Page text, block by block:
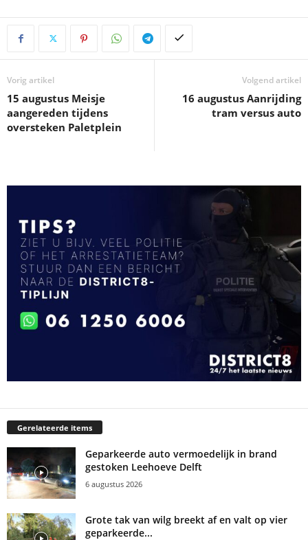
Vorig artikel
15 augustus Meisje
aangereden tijdens
oversteken Paletplein
Volgend artikel
16 augustus Aanrijding
tram versus auto
Gerelateerde items
Geparkeerde auto vermoedelijk in brand
gestoken Leehoeve Delft
6 augustus 2026
Grote tak van wilg breekt af en valt op vier
geparkeerde...